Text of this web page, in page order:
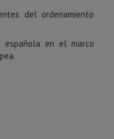
del ordenamiento
española en el marco